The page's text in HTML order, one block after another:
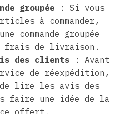
groupée : Si vous
à commander,
commande groupée
frais de livraison.
des clients : Avant
de réexpédition,
de lire les avis des
faire une idée de la